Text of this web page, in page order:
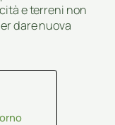
e terreni non
dare nuova